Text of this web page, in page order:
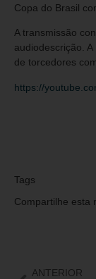
Copa do Brasil
A transmissão
audiodescrição.
de torcedores
https://
Tags
Compartilhe esta
ANTERIOR